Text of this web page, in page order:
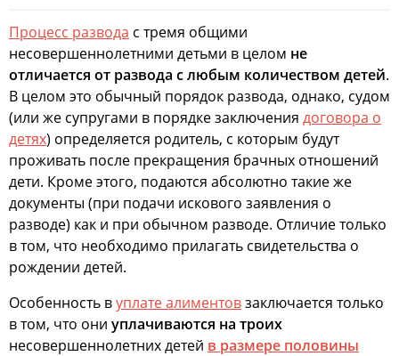
Процесс развода с тремя общими
несовершеннолетними детьми в целом не
отличается от развода с любым количеством детей.
В целом это обычный порядок развода, однако, судом
(или же супругами в порядке заключения договора о
детях) определяется родитель, с которым будут
проживать после прекращения брачных отношений
дети. Кроме этого, подаются абсолютно такие же
документы (при подачи искового заявления о
разводе) как и при обычном разводе. Отличие только
в том, что необходимо прилагать свидетельства о
рождении детей.
Особенность вуплате алиментовзаключается только
в том, что они уплачиваются на троих
несовершеннолетних детей в размере половины